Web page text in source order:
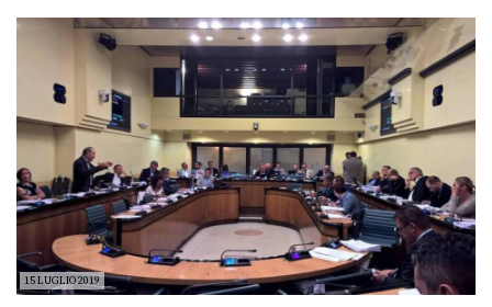
15 LUGLIO 2019